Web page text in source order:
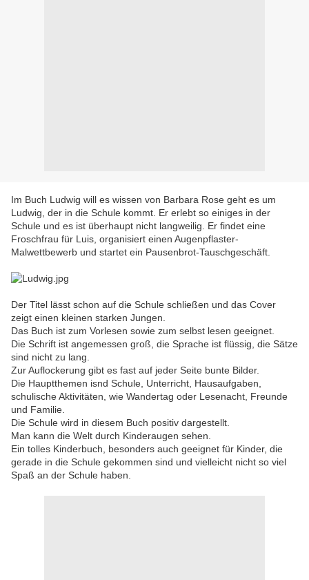
Im Buch Ludwig will es wissen von Barbara Rose geht es um
Ludwig, der in die Schule kommt. Er erlebt so einiges in der
Schule und es ist überhaupt nicht langweilig. Er findet eine
Froschfrau für Luis, organisiert einen Augenpflaster-
Malwettbewerb und startet ein Pausenbrot-Tauschgeschäft.
Der Titel lässt schon auf die Schule schließen und das Cover
zeigt einen kleinen starken Jungen.
Das Buch ist zum Vorlesen sowie zum selbst lesen geeignet.
Die Schrift ist angemessen groß, die Sprache ist flüssig, die Sätze
sind nicht zu lang.
Zur Auflockerung gibt es fast auf jeder Seite bunte Bilder.
Die Hauptthemen isnd Schule, Unterricht, Hausaufgaben,
schulische Aktivitäten, wie Wandertag oder Lesenacht, Freunde
und Familie.
Die Schule wird in diesem Buch positiv dargestellt.
Man kann die Welt durch Kinderaugen sehen.
Ein tolles Kinderbuch, besonders auch geeignet für Kinder, die
gerade in die Schule gekommen sind und vielleicht nicht so viel
Spaß an der Schule haben.